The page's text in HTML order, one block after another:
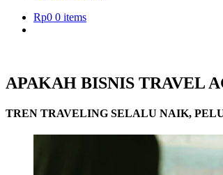
Rp0 0 items
APAKAH BISNIS TRAVEL
TREN TRAVELING SELALU NAIK,